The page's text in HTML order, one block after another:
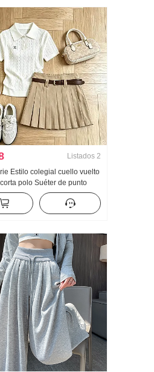
Listados 2
Estilo colegial cuello vuelto
polo Suéter de punto
Mujer 2026 Verano Nuevo
Bonito Plisado Falda